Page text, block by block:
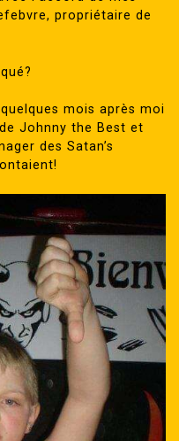
propriétaire de
mois après moi
Johnny the Best et
des Satan’s